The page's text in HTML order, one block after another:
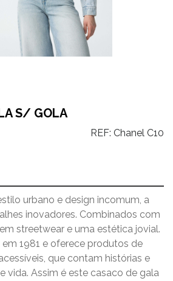
S/ GOLA
REF: Chanel C10
urbano e design incomum, a
inovadores. Combinados com
streetwear e uma estética jovial.
1981 e oferece produtos de
que contam histórias e
vida. Assim é este casaco de gala